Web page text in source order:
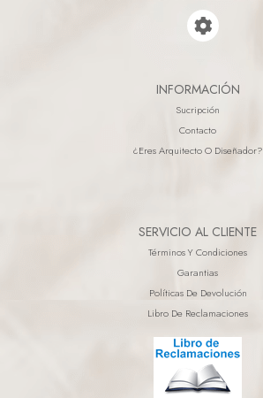
INFORMACIÓN
Sucripción
Contacto
¿eres Arquitecto O Diseñador?
SERVICIO AL CLIENTE
Términos Y Condiciones
Garantias
Políticas De Devolución
Libro De Reclamaciones